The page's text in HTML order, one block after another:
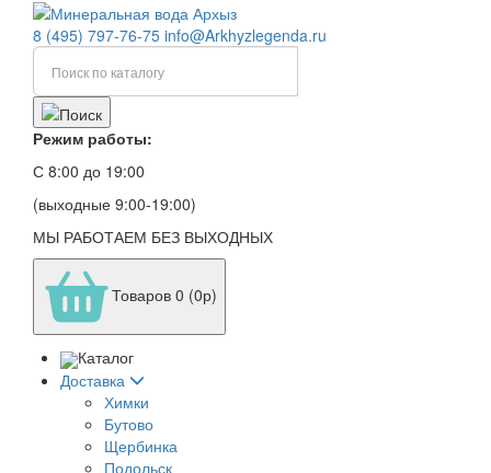
8 (495) 797-76-75 info@Arkhyzlegenda.ru
Режим работы:
С 8:00 до 19:00
(выходные 9:00-19:00)
МЫ РАБОТАЕМ БЕЗ ВЫХОДНЫХ
Товаров 0 (0р)
Каталог
Доставка
Химки
Бутово
Щербинка
Подольск